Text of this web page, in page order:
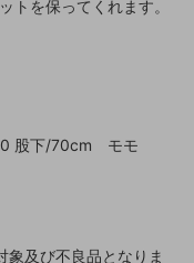
トを保ってくれます。
股下/70cm モモ
及び不良品となりま